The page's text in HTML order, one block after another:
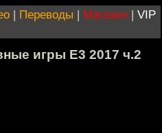
| Переводы | Магазин | VIP
игры E3 2017 ч.2